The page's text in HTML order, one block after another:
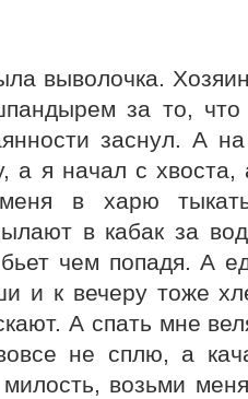
выволочка.
за то, что
заснул. А
а я начал с
в харю
в кабак за
чем попадя. А
и к вечеру тоже
А спать мне
не сплю, а
возьми